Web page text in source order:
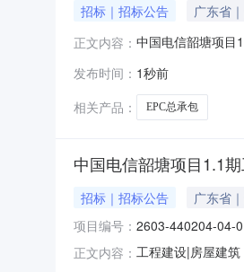
招标｜招标公告 广东省
正文内容： 中国电信韶塘项目
式资格审查方式答
发布时间： 1秒前
相关产品：
EPC总承包
中国电信韶塘项目1.1
招标｜招标公告 广东省
项目编号： 2603-440204-04-
正文内容： 工程建设|房屋建